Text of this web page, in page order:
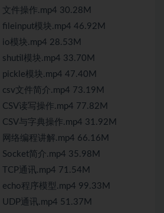
件操作.mp4 30.28M
模块.mp4 46.92M
模块.mp4 28.53M
模块.mp4 33.70M
模块.mp4 47.40M
文件简介.mp4 73.19M
读写操作.mp4 77.82M
与字典操作.mp4 31.92M
络编程讲解.mp4 66.16M
简介.mp4 35.98M
通讯.mp4 71.54M
程序模型.mp4 99.33M
通讯.mp4 51.37M